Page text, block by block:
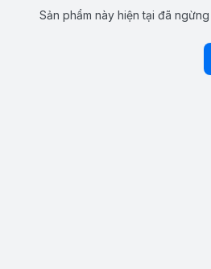
Sản phẩm này hiện tại đã